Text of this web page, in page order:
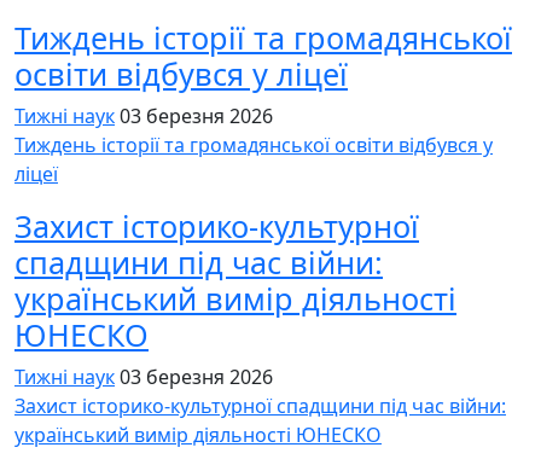
Тиждень історії та громадянської
освіти відбувся у ліцеї
Тижні наук03 березня 2026
Тиждень історії та громадянської освіти відбувся у
ліцеї
Захист історико-культурної
спадщини під час війни:
український вимір діяльності
ЮНЕСКО
Тижні наук03 березня 2026
Захист історико-культурної спадщини під час війни:
український вимір діяльності ЮНЕСКО